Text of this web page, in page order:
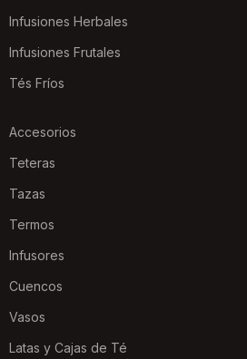
Infusiones Herbales
Infusiones Frutales
Tés Fríos
Accesorios
Teteras
Tazas
Termos
Infusores
Cuencos
Vasos
Latas y Cajas de Té